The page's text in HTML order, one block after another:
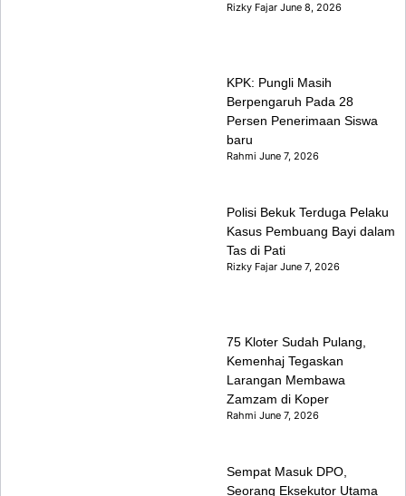
Rizky FajarJune 8, 2026
KPK: Pungli Masih
Berpengaruh Pada 28
Persen Penerimaan Siswa
baru
RahmiJune 7, 2026
Polisi Bekuk Terduga Pelaku
Kasus Pembuang Bayi dalam
Tas di Pati
Rizky FajarJune 7, 2026
75 Kloter Sudah Pulang,
Kemenhaj Tegaskan
Larangan Membawa
Zamzam di Koper
RahmiJune 7, 2026
Sempat Masuk DPO,
Seorang Eksekutor Utama